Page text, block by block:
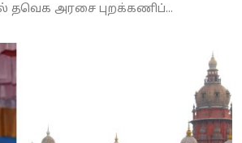
தவெக அரசை புறக்கணிப்...